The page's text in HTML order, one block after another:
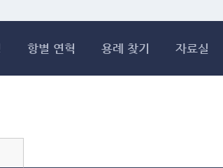
항별 연혁 용례 찾기 자료실